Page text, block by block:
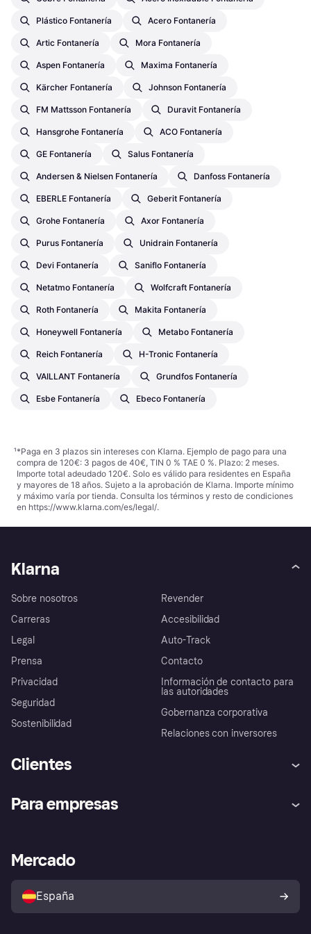
Plástico Fontanería Acero Fontanería
Artic Fontanería Mora Fontanería
Aspen Fontanería Maxima Fontanería
Kärcher Fontanería Johnson Fontanería
FM Mattsson Fontanería Duravit Fontanería
Hansgrohe Fontanería ACO Fontanería
GE Fontanería Salus Fontanería
Andersen & Nielsen Fontanería Danfoss Fontanería
EBERLE Fontanería Geberit Fontanería
Grohe Fontanería Axor Fontanería
Purus Fontanería Unidrain Fontanería
Devi Fontanería Saniflo Fontanería
Netatmo Fontanería Wolfcraft Fontanería
Roth Fontanería Makita Fontanería
Honeywell Fontanería Metabo Fontanería
Reich Fontanería H-Tronic Fontanería
VAILLANT Fontanería Grundfos Fontanería
Esbe Fontanería Ebeco Fontanería
¹*Paga en 3 plazos sin intereses con Klarna. Ejemplo de pago para una
compra de 120€: 3 pagos de 40€, TIN 0 % TAE 0 %. Plazo: 2 meses.
Importe total adeudado 120€. Solo es válido para residentes en España
y mayores de 18 años. Sujeto a la aprobación de Klarna. Importe mínimo
y máximo varía por tienda. Consulta los términos y resto de condiciones
en https://www.klarna.com/es/legal/.
Klarna
Sobre nosotros
Carreras
Legal
Prensa
Privacidad
Seguridad
Sostenibilidad
Revender
Accesibilidad
Auto-Track
Contacto
Información de contacto para
las autoridades
Gobernanza corporativa
Relaciones con inversores
Clientes
Inicio de sesión
Directorio de tiendas
Política de protección al
comprador de Klarna
Reclamaciones
Para empresas
Acceso empresas
Mercado
España